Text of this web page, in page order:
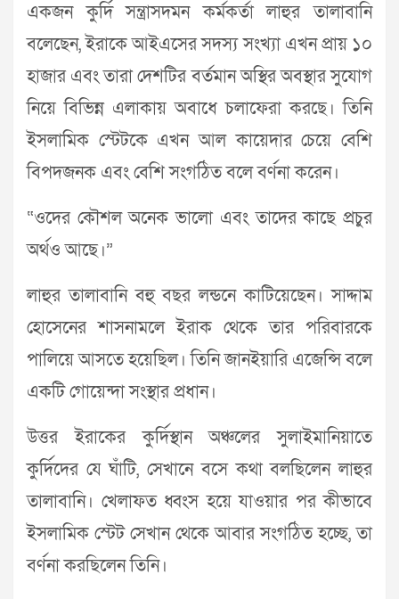
একজন কুর্দি সন্ত্রাসদমন কর্মকর্তা লাহুর তালাবানি
বলেছেন, ইরাকে আইএসের সদস্য সংখ্যা এখন প্রায় ১০
হাজার এবং তারা দেশটির বর্তমান অস্থির অবস্থার সুযোগ
নিয়ে বিভিন্ন এলাকায় অবাধে চলাফেরা করছে। তিনি
ইসলামিক স্টেটকে এখন আল কায়েদার চেয়ে বেশি
বিপদজনক এবং বেশি সংগঠিত বলে বর্ণনা করেন।
“ওদের কৌশল অনেক ভালো এবং তাদের কাছে প্রচুর
অর্থও আছে।”
লাহুর তালাবানি বহু বছর লন্ডনে কাটিয়েছেন। সাদ্দাম
হোসেনের শাসনামলে ইরাক থেকে তার পরিবারকে
পালিয়ে আসতে হয়েছিল। তিনি জানইয়ারি এজেন্সি বলে
একটি গোয়েন্দা সংস্থার প্রধান।
উত্তর ইরাকের কুর্দিস্থান অঞ্চলের সুলাইমানিয়াতে
কুর্দিদের যে ঘাঁটি, সেখানে বসে কথা বলছিলেন লাহুর
তালাবানি। খেলাফত ধ্বংস হয়ে যাওয়ার পর কীভাবে
ইসলামিক স্টেট সেখান থেকে আবার সংগঠিত হচ্ছে, তা
বর্ণনা করছিলেন তিনি।